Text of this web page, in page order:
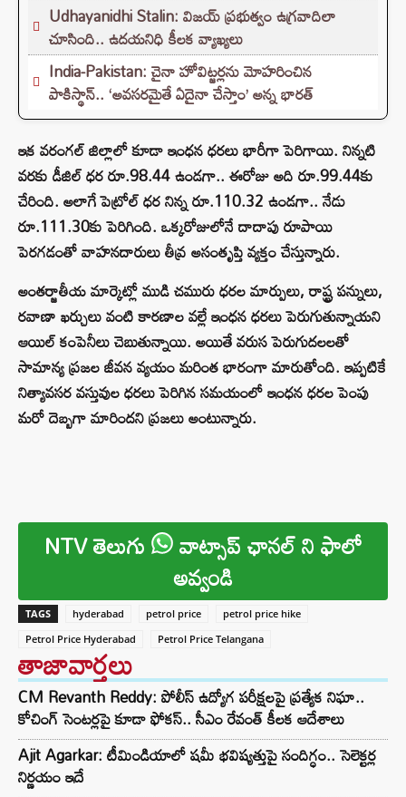
Udhayanidhi Stalin: విజయ్ ప్రభుత్వం ఉగ్రవాదిలా
చూసింది.. ఉదయనిధి కీలక వ్యాఖ్యలు
India-Pakistan: చైనా హోవిట్జర్లను మోహరించిన
పాకిస్థాన్.. ‘అవసరమైతే ఏదైనా చేస్తాం’ అన్న భారత్
ఇక వరంగల్ జిల్లాలో కూడా ఇంధన ధరలు భారీగా పెరిగాయి. నిన్నటి
వరకు డీజిల్ ధర రూ.98.44 ఉండగా.. ఈరోజు అది రూ.99.44కు
చేరింది. అలాగే పెట్రోల్ ధర నిన్న రూ.110.32 ఉండగా.. నేడు
రూ.111.30కు పెరిగింది. ఒక్కరోజులోనే దాదాపు రూపాయి
పెరగడంతో వాహనదారులు తీవ్ర అసంతృప్తి వ్యక్తం చేస్తున్నారు.
అంతర్జాతీయ మార్కెట్లో ముడి చమురు ధరల మార్పులు, రాష్ట్ర పన్నులు,
రవాణా ఖర్చులు వంటి కారణాల వల్లే ఇంధన ధరలు పెరుగుతున్నాయని
ఆయిల్ కంపెనీలు చెబుతున్నాయి. అయితే వరుస పెరుగుదలలతో
సామాన్య ప్రజల జీవన వ్యయం మరింత భారంగా మారుతోంది. ఇప్పటికే
నిత్యావసర వస్తువుల ధరలు పెరిగిన సమయంలో ఇంధన ధరల పెంపు
మరో దెబ్బగా మారిందని ప్రజలు అంటున్నారు.
NTV తెలుగు వాట్సాప్ ఛానల్ ని ఫాలో
అవ్వండి
TAGS hyderabad petrol price
petrol price hike
Petrol Price Hyderabad
Petrol Price Telangana
తాజావార్తలు
CM Revanth Reddy: పోలీస్ ఉద్యోగ పరీక్షలపై ప్రత్యేక నిఘా..
కోచింగ్ సెంటర్లపై కూడా ఫోకస్.. సీఎం రేవంత్ కీలక ఆదేశాలు
Ajit Agarkar: టీమిండియాలో షమీ భవిష్యత్తుపై సందిగ్ధం.. సెలెక్టర్ల
నిర్ణయం ఇదే